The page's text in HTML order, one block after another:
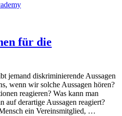
für die
jemand diskriminierende Aussagen
wenn wir solche Aussagen hören?
reagieren? Was kann man
auf derartige Aussagen reagiert?
ein Vereinsmitglied, …